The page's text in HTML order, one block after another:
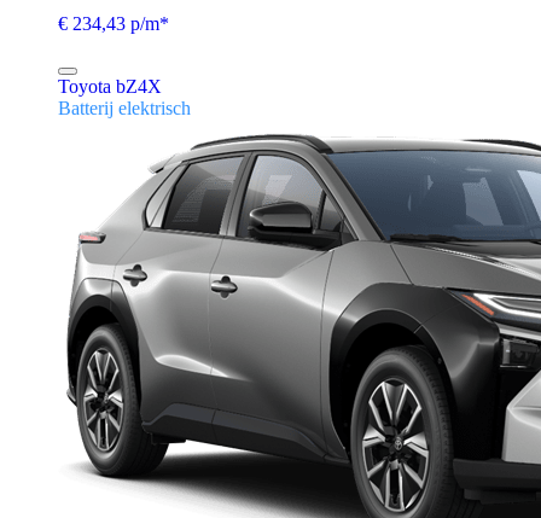
€ 234,43 p/m*
Toyota bZ4X
Batterij elektrisch